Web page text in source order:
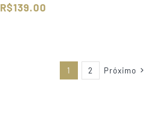
R$139.00
1 2 Próximo